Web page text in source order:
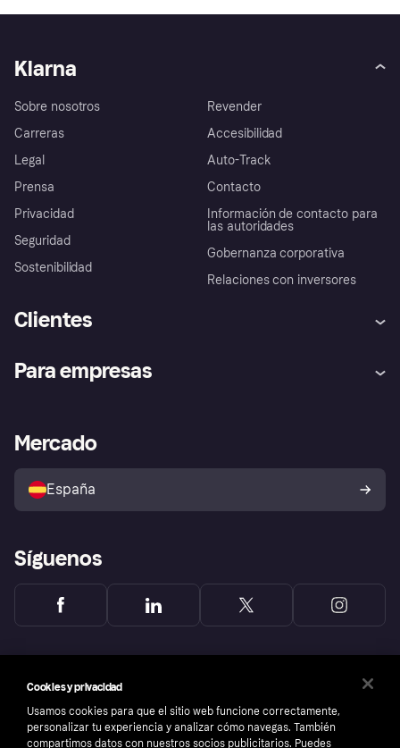
Klarna
Sobre nosotros
Carreras
Legal
Prensa
Privacidad
Seguridad
Sostenibilidad
Revender
Accesibilidad
Auto-Track
Contacto
Información de contacto para
las autoridades
Gobernanza corporativa
Relaciones con inversores
Clientes
Inicio de sesión
Directorio de tiendas
Política de protección al
comprador de Klarna
Reclamaciones
Para empresas
Acceso empresas
Mercado
España
Síguenos
Cookies y privacidad
Usamos cookies para que el sitio web funcione correctamente,
personalizar tu experiencia y analizar cómo navegas. También
compartimos datos con nuestros socios publicitarios. Puedes